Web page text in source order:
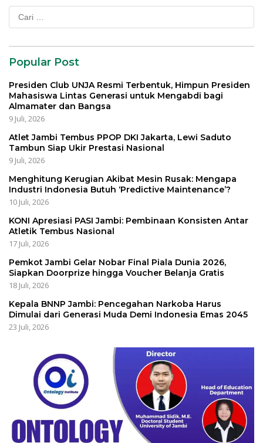
Cari
untuk:
Popular Post
Presiden Club UNJA Resmi Terbentuk, Himpun Presiden
Mahasiswa Lintas Generasi untuk Mengabdi bagi
Almamater dan Bangsa
9 Juli, 2026
Atlet Jambi Tembus PPOP DKI Jakarta, Lewi Saduto
Tambun Siap Ukir Prestasi Nasional
9 Juli, 2026
Menghitung Kerugian Akibat Mesin Rusak: Mengapa
Industri Indonesia Butuh ‘Predictive Maintenance’?
10 Juli, 2026
KONI Apresiasi PASI Jambi: Pembinaan Konsisten Antar
Atletik Tembus Nasional
17 Juli, 2026
Pemkot Jambi Gelar Nobar Final Piala Dunia 2026,
Siapkan Doorprize hingga Voucher Belanja Gratis
18 Juli, 2026
Kepala BNNP Jambi: Pencegahan Narkoba Harus
Dimulai dari Generasi Muda Demi Indonesia Emas 2045
23 Juli, 2026